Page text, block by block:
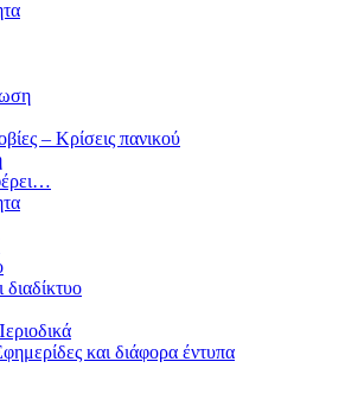
– Κρίσεις πανικού
και διάφορα έντυπα